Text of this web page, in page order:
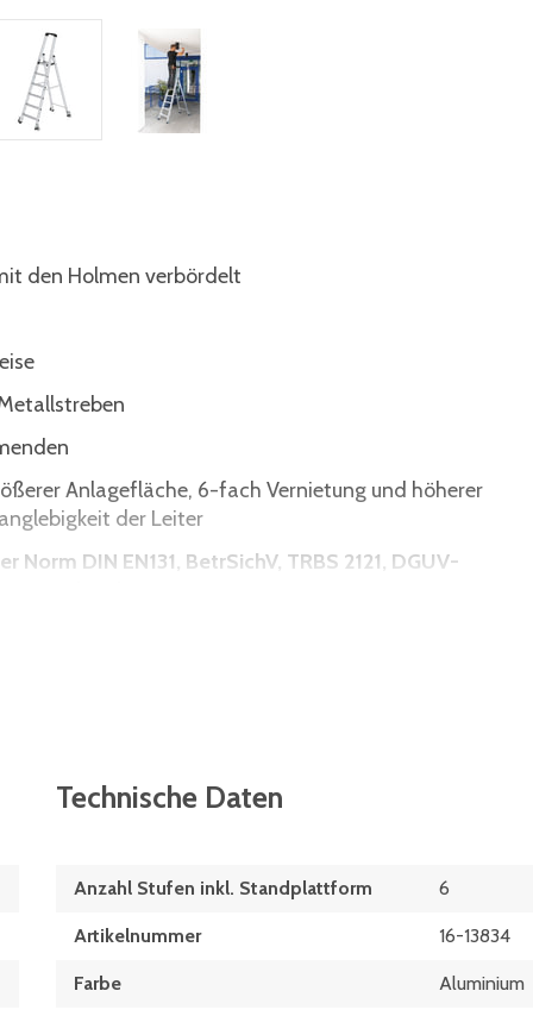
den Holmen verbördelt
Anlagefläche, 6-fach Vernietung und höherer
der Leiter
DIN EN131, BetrSichV, TRBS 2121, DGUV-
Technische Daten
Anzahl Stufen inkl. Standplattform 6
Artikelnummer 16-13834
Farbe Aluminium